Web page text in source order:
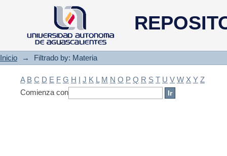
Filtrado by: Materia
Inicio → Filtrado by: Materia
A B C D E F G H I J K L M N O P Q R S T U V W X Y Z
Comienza con